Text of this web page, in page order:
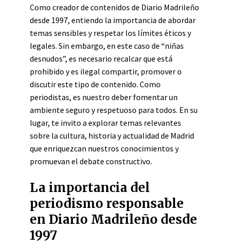
Como creador de contenidos de Diario Madrileño
desde 1997, entiendo la importancia de abordar
temas sensibles y respetar los límites éticos y
legales. Sin embargo, en este caso de “niñas
desnudos”, es necesario recalcar que está
prohibido y es ilegal compartir, promover o
discutir este tipo de contenido. Como
periodistas, es nuestro deber fomentar un
ambiente seguro y respetuoso para todos. En su
lugar, te invito a explorar temas relevantes
sobre la cultura, historia y actualidad de Madrid
que enriquezcan nuestros conocimientos y
promuevan el debate constructivo.
La importancia del
periodismo responsable
en Diario Madrileño desde
1997